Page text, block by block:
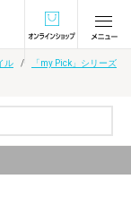
オンラインショ
ル
「my Pick」シリーズ